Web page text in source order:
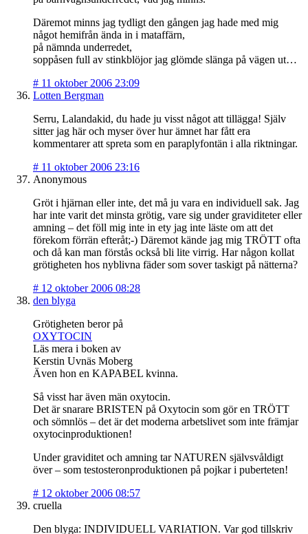
Däremot minns jag tydligt den gången jag hade med mig
något hemifrån ända in i mataffärn,
på nämnda underredet,
soppåsen full av stinkblöjor jag glömde slänga på vägen ut…
# 11 oktober 2006 23:09
Lotten Bergman
Serru, Lalandakid, du hade ju visst något att tillägga! Själv
sitter jag här och myser över hur ämnet har fått era
kommentarer att spreta som en paraplyfontän i alla riktningar.
# 11 oktober 2006 23:16
Anonymous
Gröt i hjärnan eller inte, det må ju vara en individuell sak. Jag
har inte varit det minsta grötig, vare sig under graviditeter eller
amning – det föll mig inte in ety jag inte läste om att det
förekom förrän efteråt;-) Däremot kände jag mig TRÖTT ofta
och då kan man förstås också bli lite virrig. Har någon kollat
grötigheten hos nyblivna fäder som sover taskigt på nätterna?
# 12 oktober 2006 08:28
den blyga
Grötigheten beror på
OXYTOCIN
Läs mera i boken av
Kerstin Uvnäs Moberg
Även hon en KAPABEL kvinna.
Så visst har även män oxytocin.
Det är snarare BRISTEN på Oxytocin som gör en TRÖTT
och sömnlös – det är det moderna arbetslivet som inte främjar
oxytocinproduktionen!
Under graviditet och amning tar NATUREN självsvåldigt
över – som testosteronproduktionen på pojkar i puberteten!
# 12 oktober 2006 08:57
cruella
Den blyga: INDIVIDUELL VARIATION. Var god tillskriv